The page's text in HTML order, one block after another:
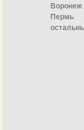
Воронеж
Пермь